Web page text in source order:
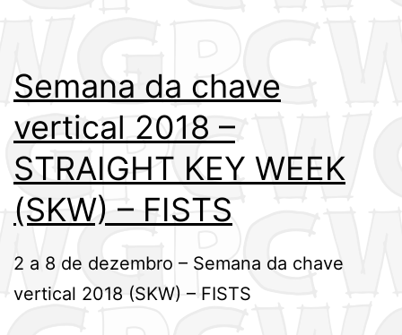
Semana da chave
vertical 2018 –
STRAIGHT KEY WEEK
(SKW) – FISTS
2 a 8 de dezembro – Semana da chave
vertical 2018 (SKW) – FISTS